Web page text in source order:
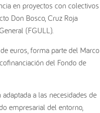
en proyectos con colectivos
Don Bosco, Cruz Roja
(FGULL).
euros, forma parte del Marco
del Fondo de
a las necesidades de
empresarial del entorno,